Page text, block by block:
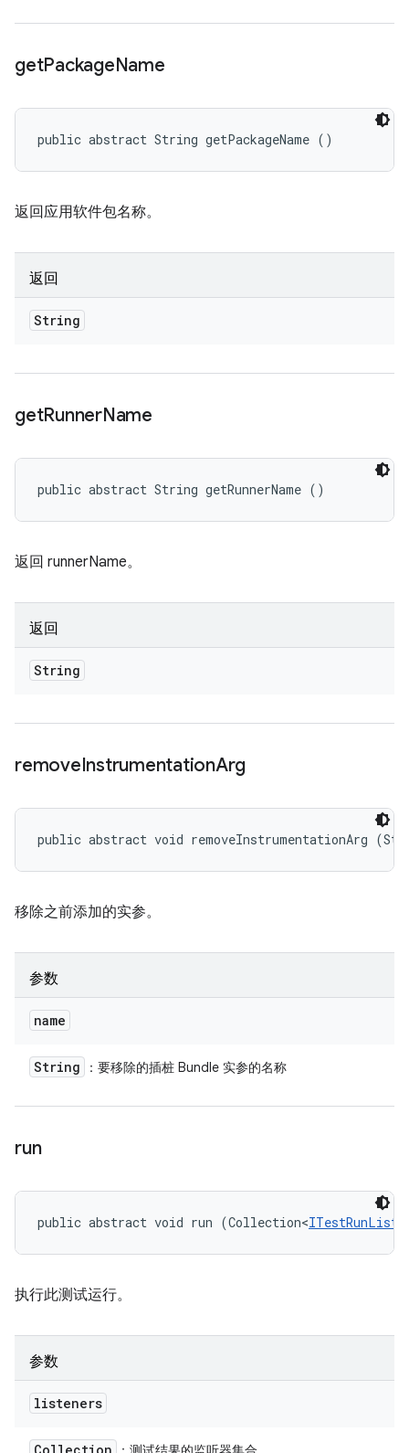
getPackageName
public abstract String getPackageName ()
返回应用软件包名称。
返回
String
getRunnerName
public abstract String getRunnerName ()
返回 runnerName。
返回
String
removeInstrumentationArg
public abstract void removeInstrumentationArg
移除之前添加的实参。
参数
name
String ：要移除的插桩 Bundle 实参的名称
run
public abstract void run (Collection<
执行此测试运行。
参数
listeners